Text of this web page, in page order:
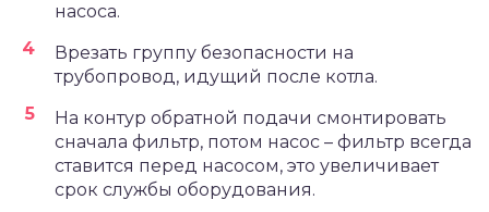
насоса.
Врезать группу безопасности на
трубопровод, идущий после котла.
На контур обратной подачи смонтировать
сначала фильтр, потом насос – фильтр всегда
ставится перед насосом, это увеличивает
срок службы оборудования.